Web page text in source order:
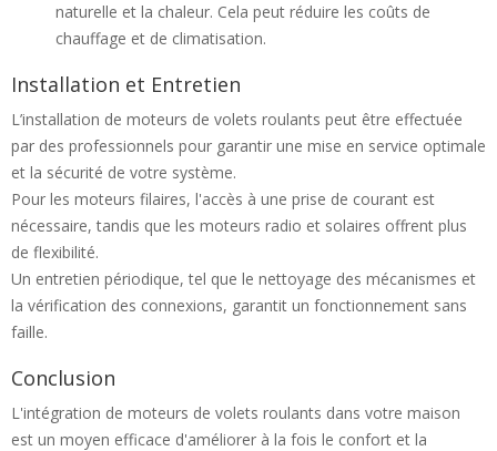
naturelle et la chaleur. Cela peut réduire les coûts de
chauffage et de climatisation.
Installation et Entretien
L’installation de moteurs de volets roulants peut être effectuée
par des professionnels pour garantir une mise en service optimale
et la sécurité de votre système.
Pour les moteurs filaires, l'accès à une prise de courant est
nécessaire, tandis que les moteurs radio et solaires offrent plus
de flexibilité.
Un entretien périodique, tel que le nettoyage des mécanismes et
la vérification des connexions, garantit un fonctionnement sans
faille.
Conclusion
L'intégration de moteurs de volets roulants dans votre maison
est un moyen efficace d'améliorer à la fois le confort et la